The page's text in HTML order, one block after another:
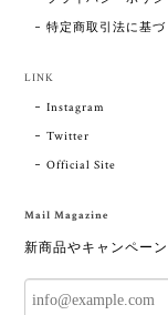
特定商取引法に基
LINK
Instagram
Twitter
Official Site
Mail Magazine
新商品やキャンペー